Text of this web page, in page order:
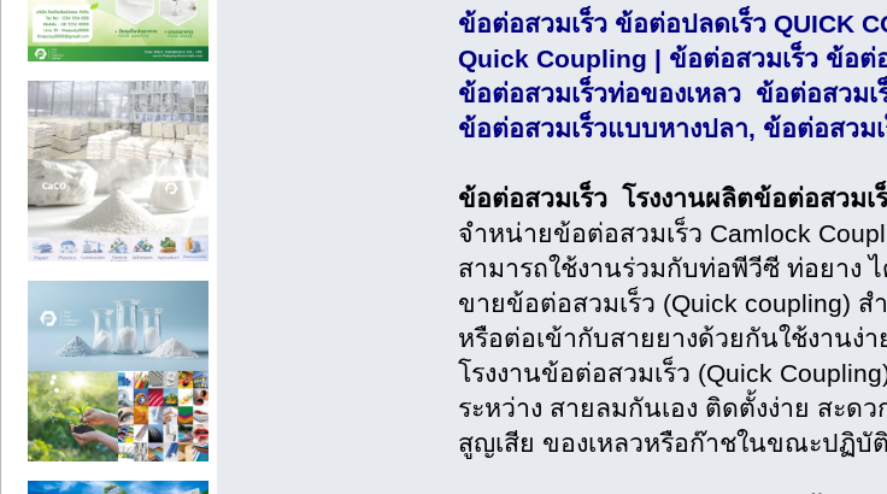
ข้อต่อสวมเร็ว ข้อต่อปลดเร็ว QUICK
Quick Coupling | ข้อต่อสวมเร็ว ข้อ
ข้อต่อสวมเร็วท่อของเหลว ข้อต่อสวม
ข้อต่อสวมเร็วแบบหางปลา, ข้อต่อสวม
ข้อต่อสวมเร็ว โรงงานผลิตข้อต่อสวม
จำหน่ายข้อต่อสวมเร็ว Camlock
สามารถใช้งานร่วมกับท่อพีวีซี ท่อยาง
ขายข้อต่อสวมเร็ว (Quick coupling)
หรือต่อเข้ากับสายยางด้วยกันใช้งานง่า
โรงงานข้อต่อสวมเร็ว (Quick
ระหว่าง สายลมกันเอง ติดตั้งง่าย สะด
สูญเสีย ของเหลวหรือก๊าชในขณะปฏิบั